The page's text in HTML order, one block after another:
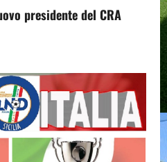
presidente del CRA